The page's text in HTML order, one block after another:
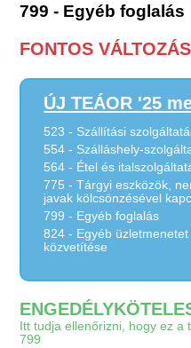
799 - Egyéb foglalás
FONTOS
ÚJ TEÁOR '25
523 - Szállítási
554 - Szálláshely-
564 - Étel és
775 - Tárgyi eszközök,
javak kölcsönzésével
799 - Egyéb foglalás
824 - Egyéb
közvetítése
Itt tudja ellenőrizni, hogy ez
799